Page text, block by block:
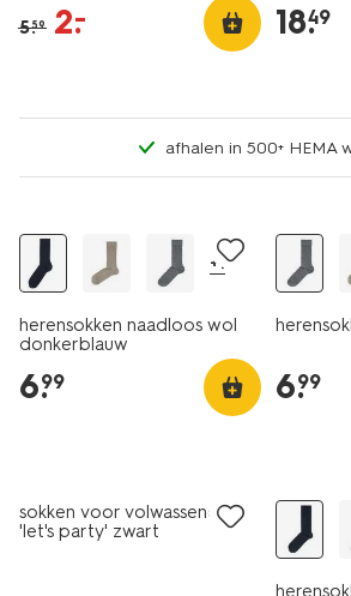
5.59 2.
– 18.
49
afhalen in 500+ HEMA
+1
herensokken naadloos wol
donkerblauw
6.
99 6.
99
sokken voor volwassenen
'let's party' zwart